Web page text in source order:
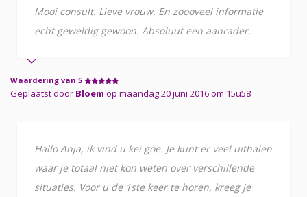
Mooi consult. Lieve vrouw. En zoooveel informatie
echt geweldig gewoon. Absoluut een aanrader.
Waardering van 5
Geplaatst door Bloem op maandag 20 juni 2016 om 15u58
Hallo Anja, ik vind u kei goe. Je kunt er veel uithalen
waar je totaal niet kon weten over verschillende
situaties. Voor u de 1ste keer te horen, kreeg je